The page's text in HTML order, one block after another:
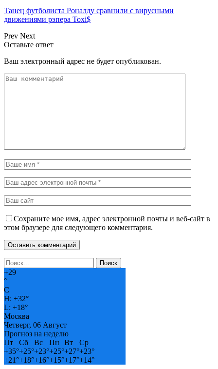
Танец футболиста Роналду сравнили с вирусными
движениями рэпера Toxi$
Prev Next
Оставьте ответ
Ваш электронный адрес не будет опубликован.
Сохраните мое имя, адрес электронной почты и веб-сайт в
этом браузере для следующего комментария.
+29
°
C
H: +32°
L: +18°
Москва
Четверг, 06 Август
Прогноз на неделю
Пт
Сб Вс Пн Вт
Ср
+35°+25°+23°+25°+27°+23°
+21°+18°+16°+15°+17°+14°